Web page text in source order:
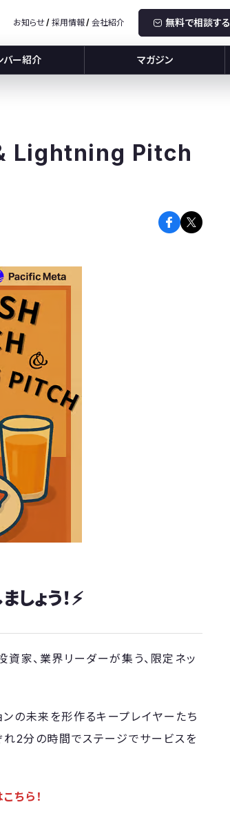
お知らせ 採用情報 会社紹介 無料で相談する
バー紹介 マガジン
Lightning Pitch
ょう！⚡️
家、業界リーダーが集う、限定ネッ
ンの未来を形作るキープレイヤーたち
れ2分の時間でステージでサービスを
ちら！